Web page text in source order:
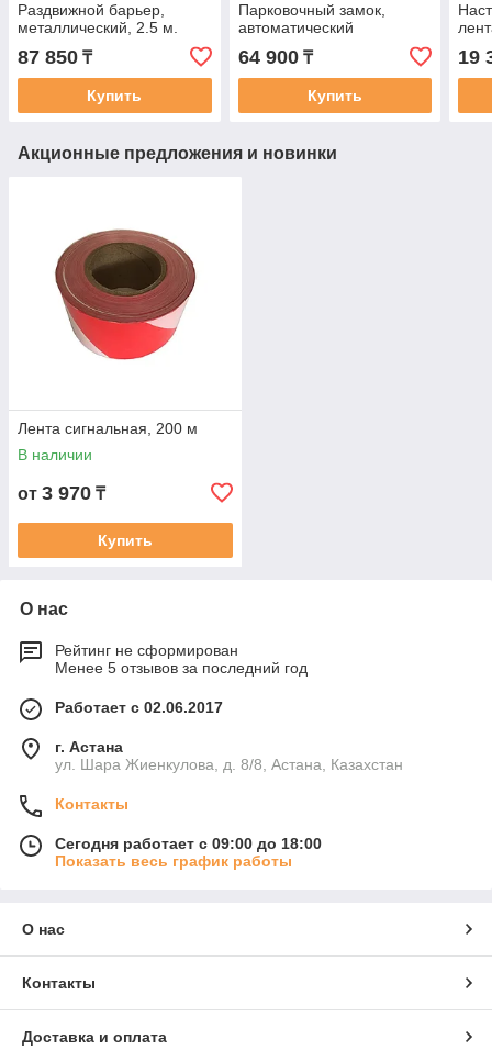
Раздвижной барьер,
металлический, 2.5 м.
87 850 ₸
Купить
Парковочный замок,
автоматический
64 900₸
Купить
19
Акционные предложения и новинки
Лента сигнальная, 200 м
В наличии
от 3 970 ₸
Купить
О нас
Рейтинг не сформирован
Менее 5 отзывов за последний год
Работает с 02.06.2017
г. Астана
ул. Шара Жиенкулова, д. 8/8, Астана, Казахстан
Контакты
Сегодня работает с 09:00 до 18:00
Показать весь график работы
О нас
Контакты
Доставка и оплата